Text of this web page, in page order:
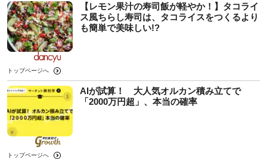
【レモン果汁の寿司飯が軽やか！】タコライ
ス風ちらし寿司は、タコライスをつくるより
も簡単で美味しい!?
トップページへ
AIが試算！ 大人気オルカン積み立てで
「2000万円超」、本当の確率
トップページへ